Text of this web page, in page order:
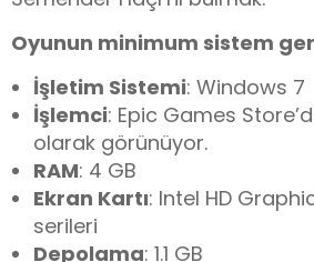
Oyunun minimum sistem
İşletim Sistemi: Windows 7
İşlemci: Epic Games
olarak görünüyor.
RAM: 4 GB
Ekran Kartı: Intel HD
serileri
Depolama: 1.1 GB